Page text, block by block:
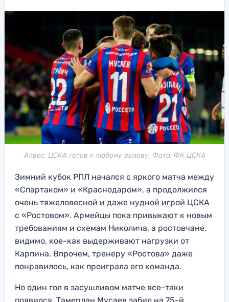
Алвес: ЦСКА готов к любому вызову. Фото: ФК ЦСКА
Зимний кубок РПЛ начался с яркого матча между
«Спартаком» и «Краснодаром», а продолжился
очень тяжеловесной и даже нудной игрой ЦСКА
с «Ростовом». Армейцы пока привыкают к новым
требованиям и схемам Николича, а ростовчане,
видимо, кое-как выдерживают нагрузки от
Карпина. Впрочем, тренеру «Ростова» даже
понравилось, как проиграла его команда.
Но один гол в засушливом матче все-таки